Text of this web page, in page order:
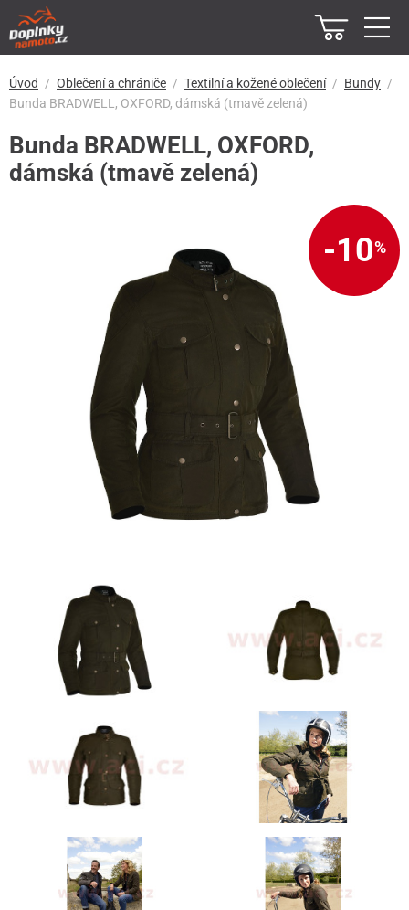
Úvod Oblečení a chrániče Textilní a kožené oblečení
Bundy
Bunda BRADWELL, OXFORD, dámská (tmavě zelená)
Bunda BRADWELL, OXFORD,
dámská (tmavě zelená)
-10%